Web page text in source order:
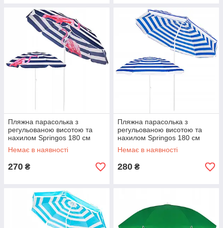
Пляжна парасолька з
регульованою висотою та
нахилом Springos 180 см
BU0012
Немає в наявності
270 ₴
Пляжна парасолька з
регульованою висотою та
нахилом Springos 180 см
BU0008
Немає в наявності
280 ₴